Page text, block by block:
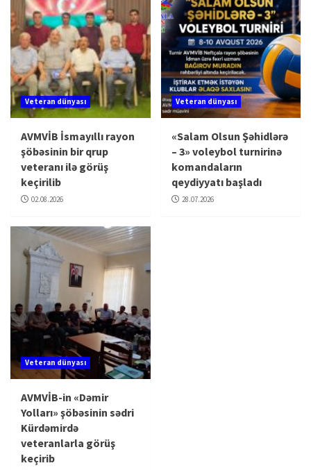
Veteran dünyası
AVMVİB İsmayıllı rayon
şöbəsinin bir qrup
veteranı ilə görüş
keçirilib
02.08.2026
Veteran dünyası
«Salam Olsun Şəhidlərə
– 3» voleybol turnirinə
komandaların
qeydiyyatı başladı
28.07.2026
Veteran dünyası
AVMVİB-in «Dəmir
Yolları» şöbəsinin sədri
Kürdəmirdə
veteranlarla görüş
keçirib